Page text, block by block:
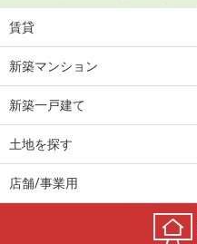
賃貸
新築マンション
新築一戸建て
土地を探す
店舗/事業用